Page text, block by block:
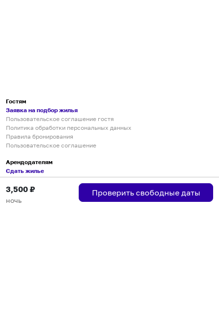
3,500 ₽
ночь
Проверить свободные даты
Гостям
Заявка на подбор жилья
Пользовательское соглашение гостя
Политика обработки персональных данных
Правила бронирования
Пользовательское соглашение
Арендодателям
Сдать жилье
Пользовательское соглашение
Правила публикации объявлений